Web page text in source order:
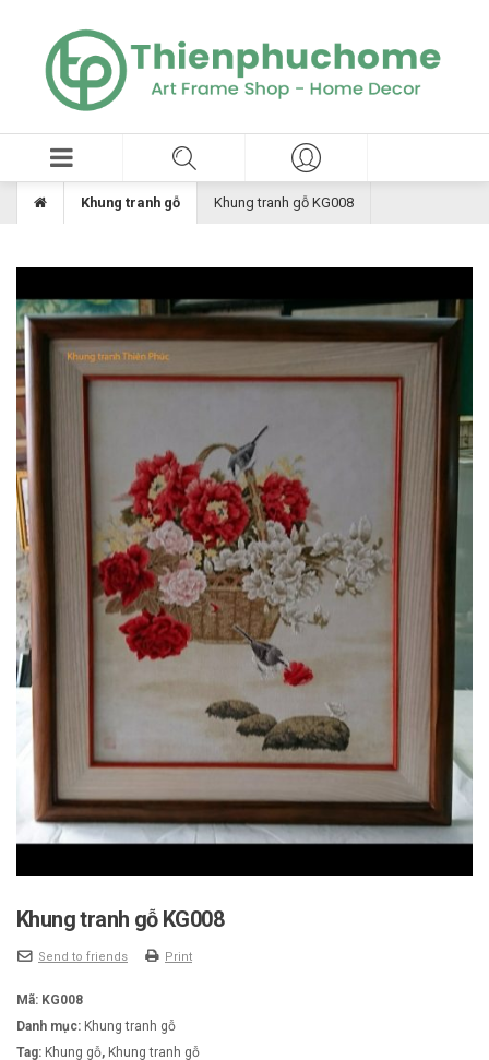
Khung tranh gỗ Khung tranh gỗ KG008
Khung tranh gỗ KG008
Send to friends Print
Mã: KG008
Danh mục: Khung tranh gỗ
Tag: Khung gỗ, Khung tranh gỗ